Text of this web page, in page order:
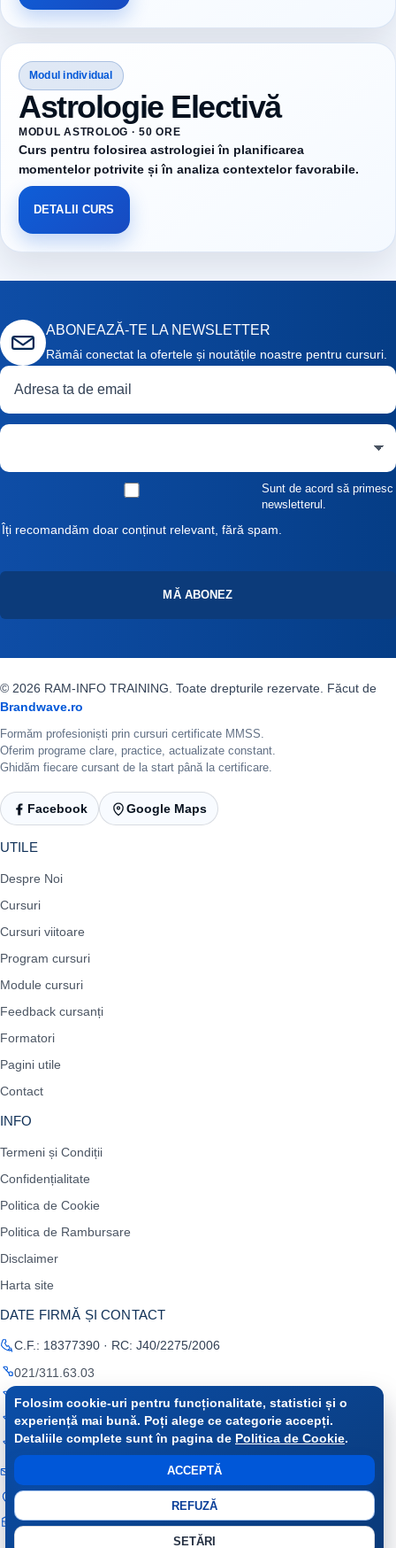
Folosim cookie-uri pentru funcționalitate, statistici și o
experiență mai bună. Poți alege ce categorie accepți.
Detaliile complete sunt în pagina de Politica de Cookie.
ACCEPTĂ
REFUZĂ
SETĂRI
Modul individual
Astrologie Electivă
MODUL ASTROLOG · 50 ORE
Curs pentru folosirea astrologiei în planificarea
momentelor potrivite și în analiza contextelor favorabile.
DETALII CURS
ABONEAZĂ-TE LA NEWSLETTER
Rămâi conectat la ofertele și noutățile noastre pentru cursuri.
Adresă de email
Curs de interes
Sunt de acord să primesc
newsletterul.
Îți recomandăm doar conținut relevant, fără spam.
MĂ ABONEZ
© 2026 RAM-INFO TRAINING. Toate drepturile rezervate. Făcut de
Brandwave.ro
Formăm profesioniști prin cursuri certificate MMSS.
Oferim programe clare, practice, actualizate constant.
Ghidăm fiecare cursant de la start până la certificare.
Facebook Google Maps
UTILE
Despre Noi
Cursuri
Cursuri viitoare
Program cursuri
Module cursuri
Feedback cursanți
Formatori
Pagini utile
Contact
INFO
Termeni și Condiții
Confidențialitate
Politica de Cookie
Politica de Rambursare
Disclaimer
Harta site
DATE FIRMĂ ȘI CONTACT
C.F.: 18377390 · RC: J40/2275/2006
021/311.63.03
0722 675 316
0787 510 040
0723 163 926
București, Sector 2, Soseaua Colentina, nr. 2A
Cont trezorerie: RO69TREZ 7025069 XXX018 587 · Trezoreria
Sectorului 2